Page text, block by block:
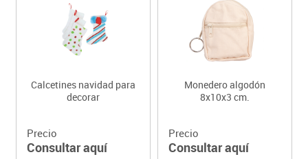
Calcetines navidad para
decorar
Precio
Consultar aquí
Monedero algodón
8x10x3 cm.
Precio
Consultar aquí